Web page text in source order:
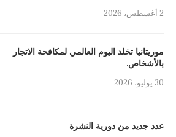
2 أغسطس، 2026
موريتانيا تخلد اليوم العالمي لمكافحة الاتجار
بالأشخاص.
30 يوليو، 2026
عدد جديد من دورية النشرة